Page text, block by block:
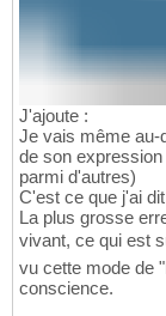
J'ajoute :
Je vais même au-
de son
parmi d'autres)
C'est ce que j'ai
La plus grosse
vivant, ce qui est
vu cette mode de
conscience.